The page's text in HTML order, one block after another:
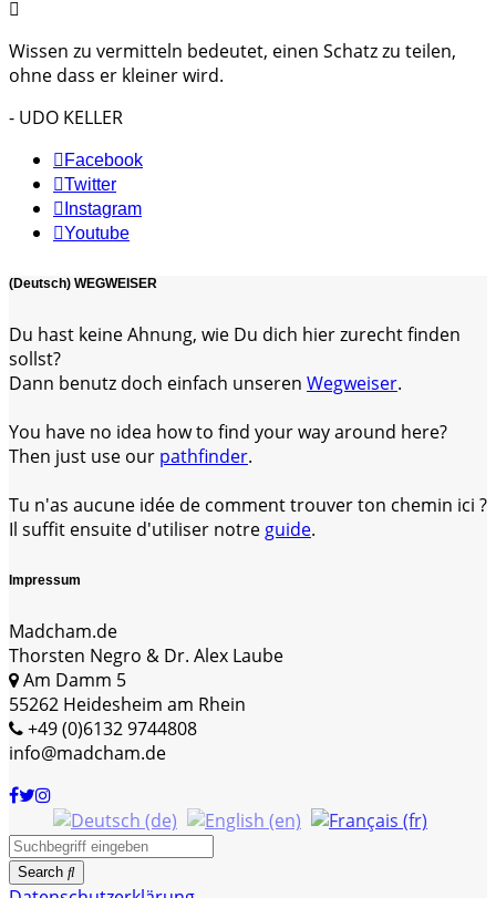
Wissen zu vermitteln bedeutet, einen Schatz zu teilen,
ohne dass er kleiner wird.
- UDO KELLER
Facebook
Twitter
Instagram
Youtube
(Deutsch) WEGWEISER
Du hast keine Ahnung, wie Du dich hier zurecht finden
sollst?
Dann benutz doch einfach unseren Wegweiser.
You have no idea how to find your way around here?
Then just use our pathfinder.
Tu n'as aucune idée de comment trouver ton chemin ici ?
Il suffit ensuite d'utiliser notre guide.
Impressum
Madcham.de
Thorsten Negro & Dr. Alex Laube
Am Damm 5
55262 Heidesheim am Rhein
+49 (0)6132 9744808
info@madcham.de
Search